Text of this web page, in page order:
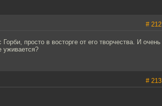
# 212
просто в восторге от его творчества. И очень
уживается?
# 213